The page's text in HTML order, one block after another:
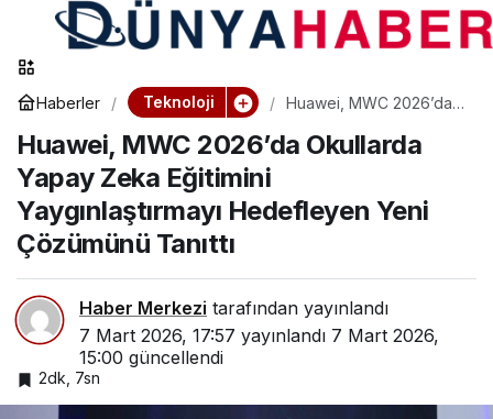
Haberler Teknoloji
Huawei, MWC 2026’da
Eğitimini Yaygınlaştırmayı
Hedefleyen Yeni
Huawei, MWC 2026’da Okullarda
Yapay Zeka Eğitimini
Yaygınlaştırmayı Hedefleyen Yeni
Çözümünü Tanıttı
Haber Merkezi tarafından yayınlandı
7 Mart 2026, 17:57 yayınlandı 7 Mart 2026,
15:00 güncellendi
2dk, 7sn